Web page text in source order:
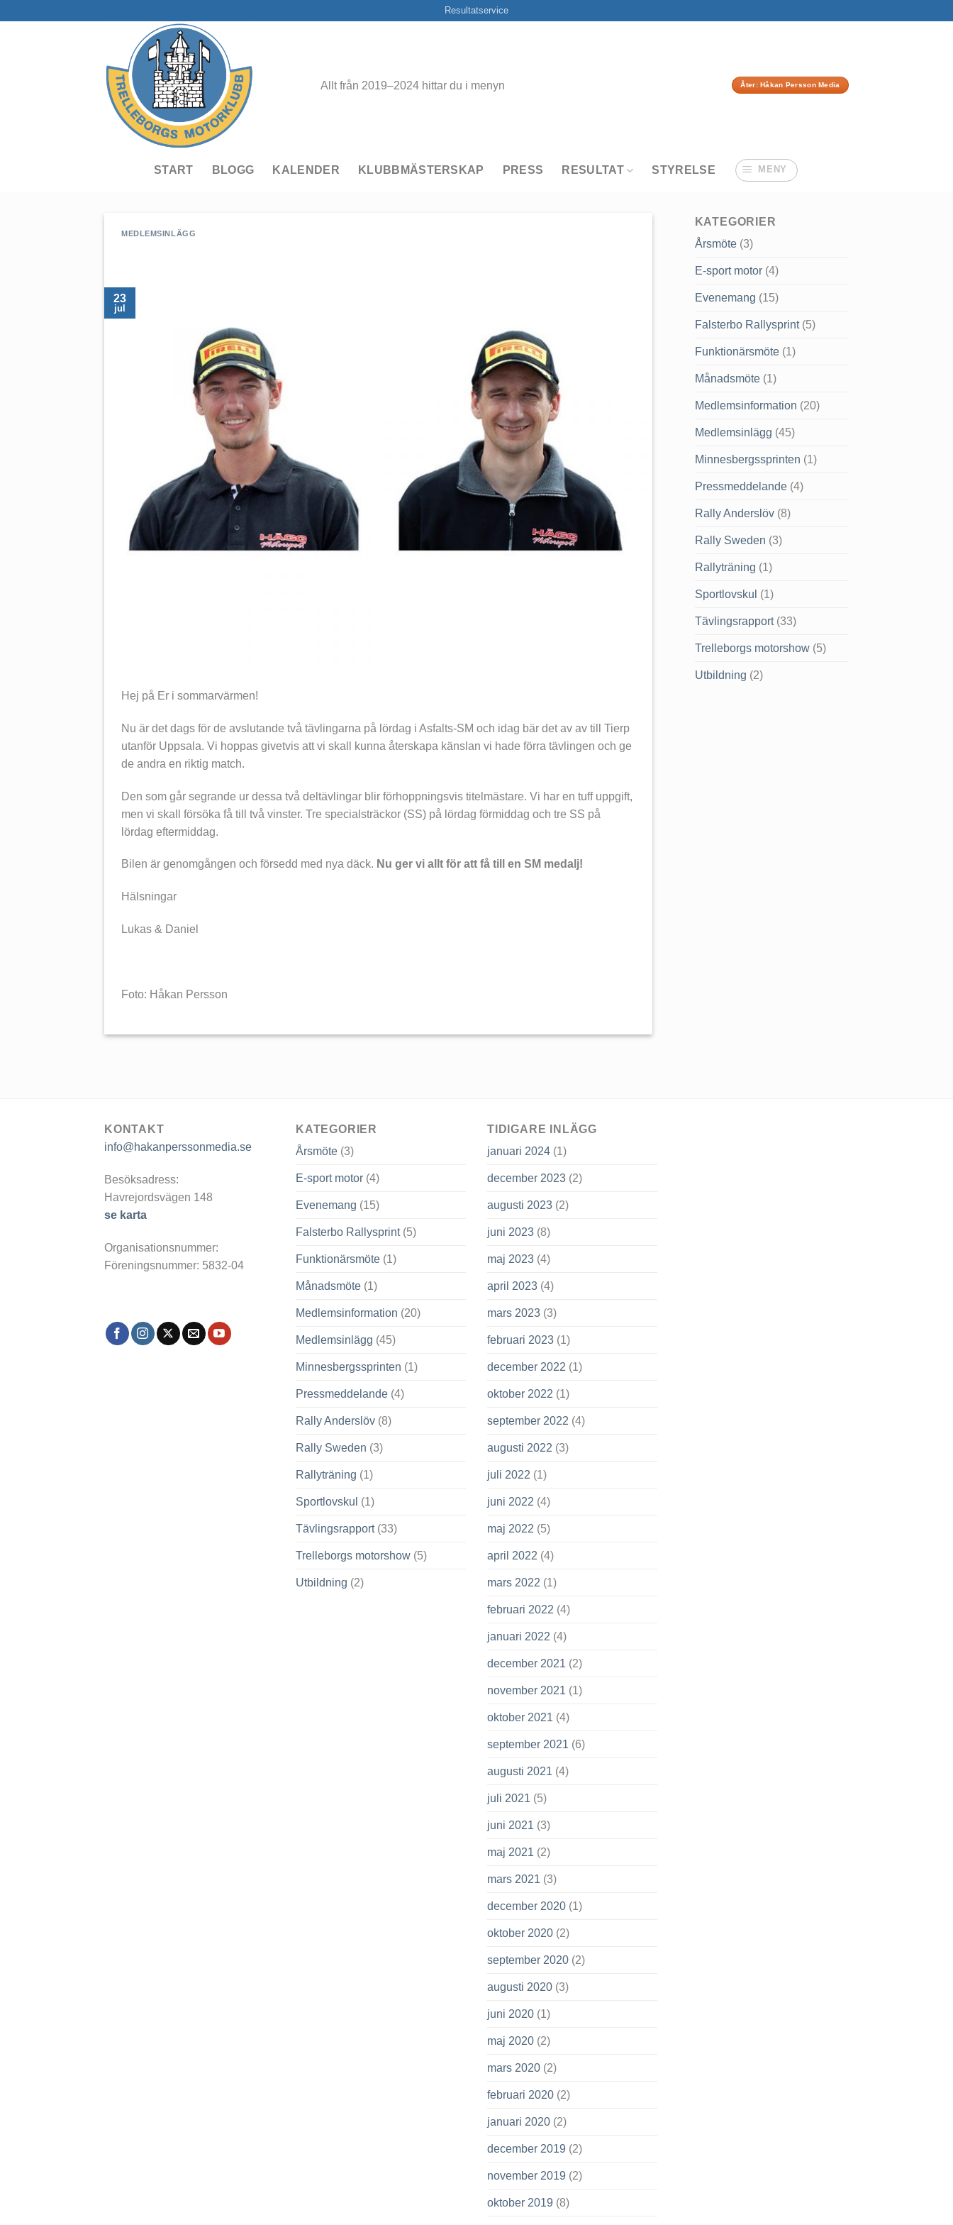
Resultatservice
Allt från 2019–2024 hittar du i menyn Åter: Håkan Persson Media
START BLOGG KALENDER KLUBBMÄSTERSKAP PRESS RESULTAT STYRELSE MENY
MEDLEMSINLÄGG
23
jul
Hej på Er i sommarvärmen!
Nu är det dags för de avslutande två tävlingarna på lördag i Asfalts-SM och idag bär det av av till Tierp
utanför Uppsala. Vi hoppas givetvis att vi skall kunna återskapa känslan vi hade förra tävlingen och ge
de andra en riktig match.
Den som går segrande ur dessa två deltävlingar blir förhoppningsvis titelmästare. Vi har en tuff uppgift,
men vi skall försöka få till två vinster. Tre specialsträckor (SS) på lördag förmiddag och tre SS på
lördag eftermiddag.
Bilen är genomgången och försedd med nya däck. Nu ger vi allt för att få till en SM medalj!
Hälsningar
Lukas & Daniel
Foto: Håkan Persson
KATEGORIER
Årsmöte(3)
E-sport motor(4)
Evenemang (15)
Falsterbo Rallysprint(5)
Funktionärsmöte(1)
Månadsmöte(1)
Medlemsinformation (20)
Medlemsinlägg (45)
Minnesbergssprinten (1)
Pressmeddelande(4)
Rally Anderslöv(8)
Rally Sweden (3)
Rallyträning (1)
Sportlovskul (1)
Tävlingsrapport(33)
Trelleborgs motorshow(5)
Utbildning (2)
KONTAKT
info@hakanperssonmedia.se
Besöksadress:
Havrejordsvägen 148
se karta
Organisationsnummer:
Föreningsnummer: 5832-04
KATEGORIER
Årsmöte (3)
E-sport motor (4)
Evenemang (15)
Falsterbo Rallysprint(5)
Funktionärsmöte (1)
Månadsmöte (1)
Medlemsinformation (20)
Medlemsinlägg (45)
Minnesbergssprinten (1)
Pressmeddelande (4)
Rally Anderslöv (8)
Rally Sweden (3)
Rallyträning (1)
Sportlovskul (1)
Tävlingsrapport(33)
Trelleborgs motorshow (5)
Utbildning (2)
TIDIGARE INLÄGG
januari 2024 (1)
december 2023 (2)
augusti 2023 (2)
juni 2023 (8)
maj 2023 (4)
april 2023 (4)
mars 2023 (3)
februari 2023 (1)
december 2022 (1)
oktober 2022 (1)
september 2022 (4)
augusti 2022 (3)
juli 2022 (1)
juni 2022 (4)
maj 2022 (5)
april 2022 (4)
mars 2022 (1)
februari 2022 (4)
januari 2022 (4)
december 2021 (2)
november 2021 (1)
oktober 2021 (4)
september 2021 (6)
augusti 2021 (4)
juli 2021 (5)
juni 2021 (3)
maj 2021 (2)
mars 2021 (3)
december 2020 (1)
oktober 2020 (2)
september 2020 (2)
augusti 2020 (3)
juni 2020 (1)
maj 2020 (2)
mars 2020 (2)
februari 2020 (2)
januari 2020 (2)
december 2019 (2)
november 2019 (2)
oktober 2019 (8)